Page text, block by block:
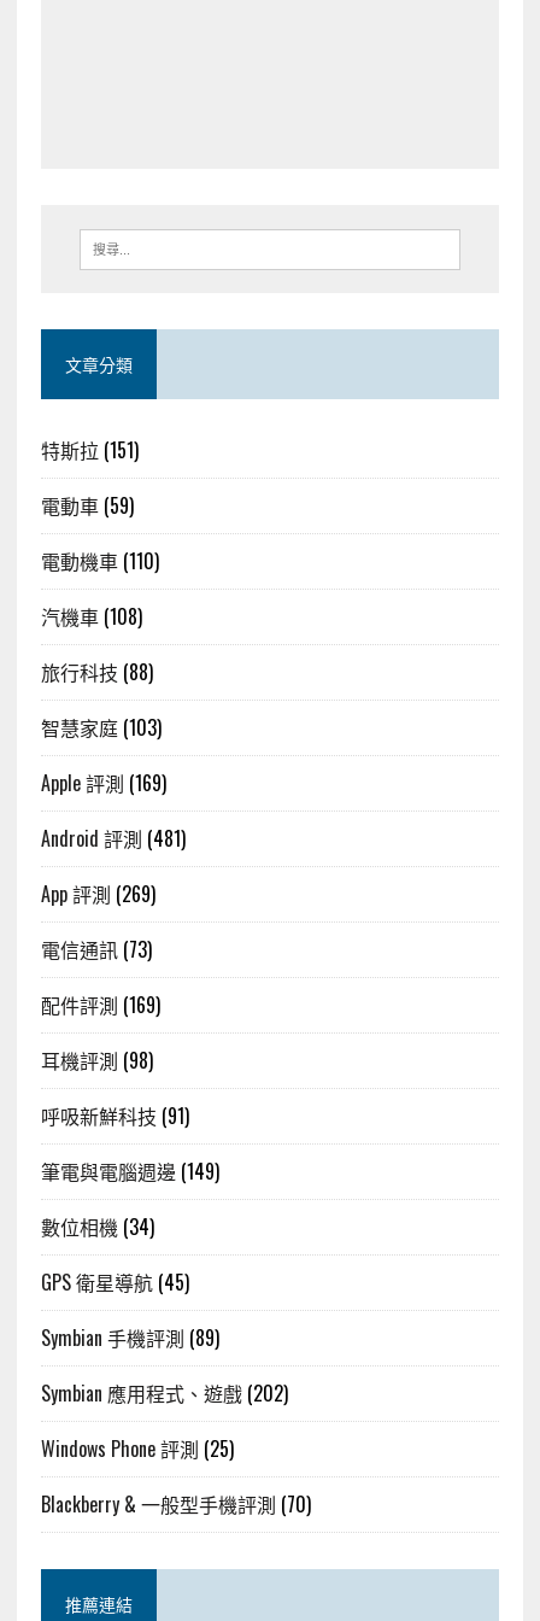
文章分類
特斯拉 (151)
電動車(59)
電動機車(110)
汽機車(108)
旅行科技 (88)
智慧家庭(103)
Apple 評測 (169)
Android 評測 (481)
App 評測 (269)
電信通訊(73)
配件評測 (169)
耳機評測 (98)
呼吸新鮮科技 (91)
筆電與電腦週邊 (149)
數位相機 (34)
GPS 衛星導航(45)
Symbian 手機評測 (89)
Symbian 應用程式、遊戲(202)
Windows Phone 評測 (25)
Blackberry & 一般型手機評測 (70)
推薦連結